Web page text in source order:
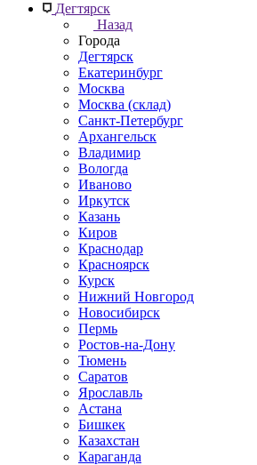
Дегтярск
Назад
Города
Дегтярск
Екатеринбург
Москва
Москва (склад)
Санкт-Петербург
Архангельск
Владимир
Вологда
Иваново
Иркутск
Казань
Киров
Краснодар
Красноярск
Курск
Нижний Новгород
Новосибирск
Пермь
Ростов-на-Дону
Тюмень
Саратов
Ярославль
Астана
Бишкек
Казахстан
Караганда